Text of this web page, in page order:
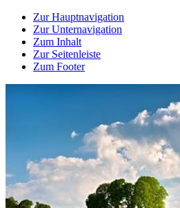
Zur Hauptnavigation
Zur Unternavigation
Zum Inhalt
Zur Seitenleiste
Zum Footer